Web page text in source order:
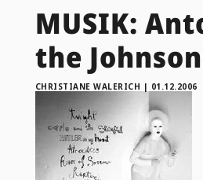
MUSIK:
the
CHRISTIANE WALERICH | 01.12.2006